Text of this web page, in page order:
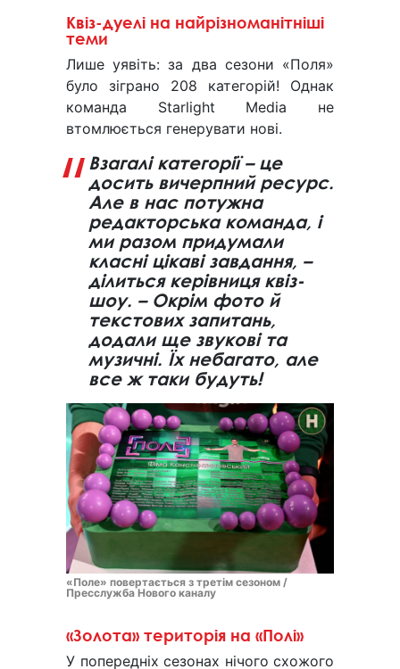
Квіз-дуелі на найрізноманітніші
теми
Лише уявіть: за два сезони «Поля»
було зіграно 208 категорій! Однак
команда Starlight Media не
втомлюється генерувати нові.
Взагалі категорії – це
досить вичерпний ресурс.
Але в нас потужна
редакторська команда, і
ми разом придумали
класні цікаві завдання, –
ділиться керівниця квіз-
шоу. – Окрім фото й
текстових запитань,
додали ще звукові та
музичні. Їх небагато, але
все ж таки будуть!
«Поле» повертається з третім сезоном /
Пресслужба Нового каналу
«Золота» територія на «Полі»
У попередніх сезонах нічого схожого